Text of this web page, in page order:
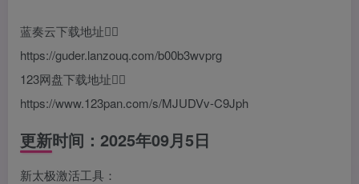
蓝奏云下载地址👇🏻
https://guder.lanzouq.com/b00b3wvprg
123网盘下载地址👇🏻
https://www.123pan.com/s/MJUDVv-C9Jph
更新时间：2025年09月5日
新太极激活工具：